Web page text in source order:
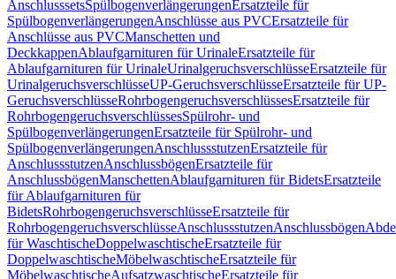
AnschlusssetsSpülbogenverlängerungenErsatzteile für
SpülbogenverlängerungenAnschlüsse aus PVCErsatzteile für
Anschlüsse aus PVCManschetten und
DeckkappenAblaufgarnituren für UrinaleErsatzteile für
Ablaufgarnituren für UrinaleUrinalgeruchsverschlüsseErsatzteile für
UrinalgeruchsverschlüsseUP-GeruchsverschlüsseErsatzteile für UP-
GeruchsverschlüsseRohrbogengeruchsverschlüssesErsatzteile für
RohrbogengeruchsverschlüssesSpülrohr- und
SpülbogenverlängerungenErsatzteile für Spülrohr- und
SpülbogenverlängerungenAnschlussstutzenErsatzteile für
AnschlussstutzenAnschlussbögenErsatzteile für
AnschlussbögenManschettenAblaufgarnituren für BidetsErsatzteile
für Ablaufgarnituren für
BidetsRohrbogengeruchsverschlüsseErsatzteile für
RohrbogengeruchsverschlüsseAnschlussstutzenAnschlussbögen
für WaschtischeDoppelwaschtischeErsatzteile für
DoppelwaschtischeMöbelwaschtischeErsatzteile für
MöbelwaschtischeAufsatzwaschtischeErsatzteile für